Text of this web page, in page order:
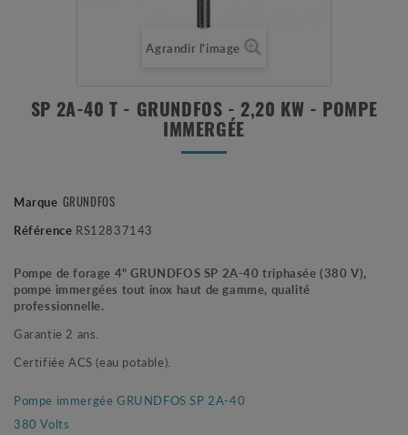
Agrandir l'image
SP 2A-40 T - GRUNDFOS - 2,20 KW - POMPE
IMMERGÉE
Marque GRUNDFOS
Référence RS12837143
Pompe de forage 4" GRUNDFOS SP 2A-40 triphasée (380 V),
pompe immergées tout inox haut de gamme, qualité
professionnelle.
Garantie 2 ans.
Certifiée ACS (eau potable).
Pompe immergée GRUNDFOS SP 2A-40
380 Volts